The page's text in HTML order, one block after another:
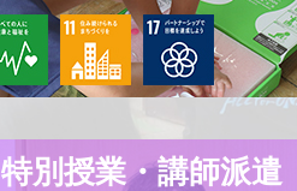
特別授業・講師派遣